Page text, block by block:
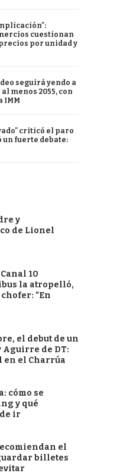
cuestionan
por unidad y
seguirá yendo a
menos 2055, con
IMM
criticó el paro
un fuerte debate:
y
de Lionel
10
la atropelló,
"En
el debut de un
Aguirre de DT:
en el Charrúa
cómo se
y qué
ir
el
billetes